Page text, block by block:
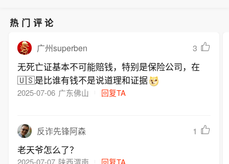
热门评论
广州superben 3
无死亡证基本不可能赔钱，特别是保险公司，在
🇺🇸是比谁有钱不是说道理和证据
2025-07-06 广东佛山 回复TA
反诈先锋阿森 1
老天爷怎么了？
2025-07-07 陕西渭南 回复TA